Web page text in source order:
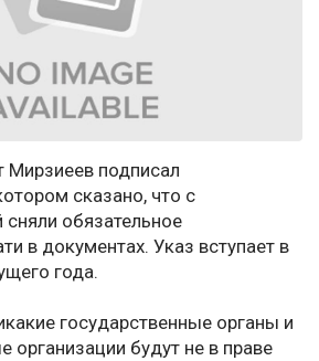
Мирзиеев подписал
сказано, что с
обязательное
в документах. Указ вступает в
года.
государственные органы и
организации будут не в праве